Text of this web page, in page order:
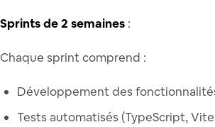
Sprints de 2 semaines :
Chaque sprint comprend :
Développement des
Tests automatisés (TypeScript,